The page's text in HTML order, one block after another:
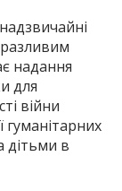
надання
для
війни
гуманітарних
дітьми в